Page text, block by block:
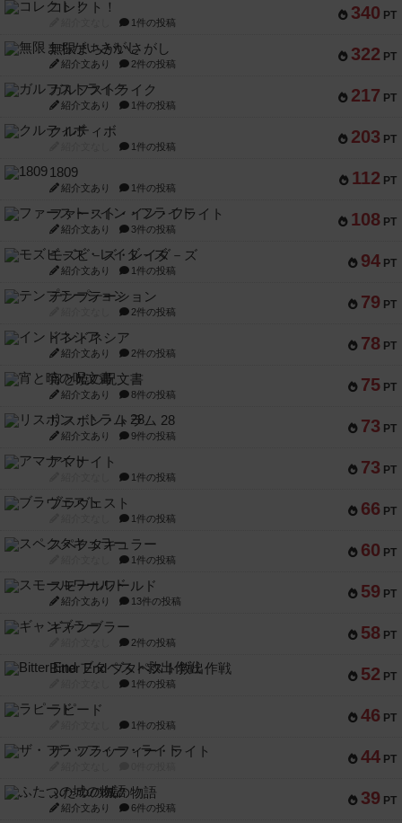
340 PT
コレクト！
1件の投稿
322 PT
無限まちがいさがし
紹介文あり 2件の投稿
217 PT
ガルフストライク
紹介文あり 1件の投稿
203 PT
クルティボ
1件の投稿
112 PT
1809
紹介文あり 1件の投稿
108 PT
ファースト・イン・フライト
紹介文あり 3件の投稿
94 PT
モズビ－ズ・レイダ－ズ
紹介文あり 1件の投稿
79 PT
テンプテーション
2件の投稿
78 PT
インドネシア
紹介文あり 2件の投稿
75 PT
宵と暁の呪文書
紹介文あり 8件の投稿
73 PT
リスボン・トラム 28
紹介文あり 9件の投稿
73 PT
アマナイト
1件の投稿
66 PT
ブラヴェスト
1件の投稿
60 PT
スペクタキュラー
1件の投稿
59 PT
スモールワールド
紹介文あり 13件の投稿
58 PT
ギャンブラー
2件の投稿
52 PT
Bitter End ブタペスト救出作戦
1件の投稿
46 PT
ラピード
1件の投稿
44 PT
ザ・フラッフィー・ライト
39 PT
ふたつの城の物語
紹介文あり 6件の投稿